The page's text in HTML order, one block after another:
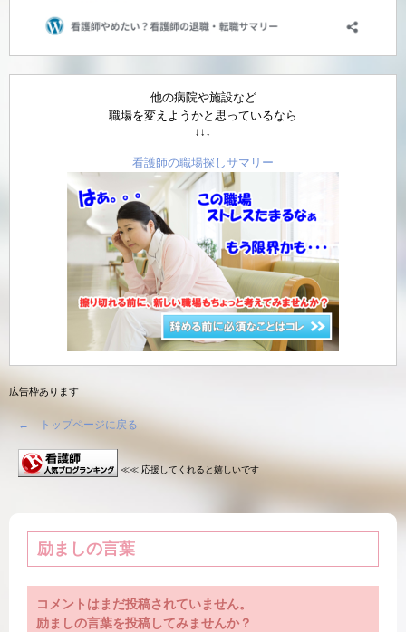
他の病院や施設など
職場を変えようかと思っているなら
↓↓↓
看護師の職場探しサマリー
広告枠あります
← トップページに戻る
≪≪ 応援してくれると嬉しいです
励ましの言葉
コメントはまだ投稿されていません。
励ましの言葉を投稿してみませんか？